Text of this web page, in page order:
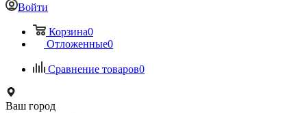
Войти
Корзина0
Отложенные0
Сравнение товаров0
Ваш город